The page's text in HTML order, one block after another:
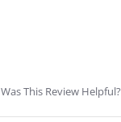
Was This Review Helpful?